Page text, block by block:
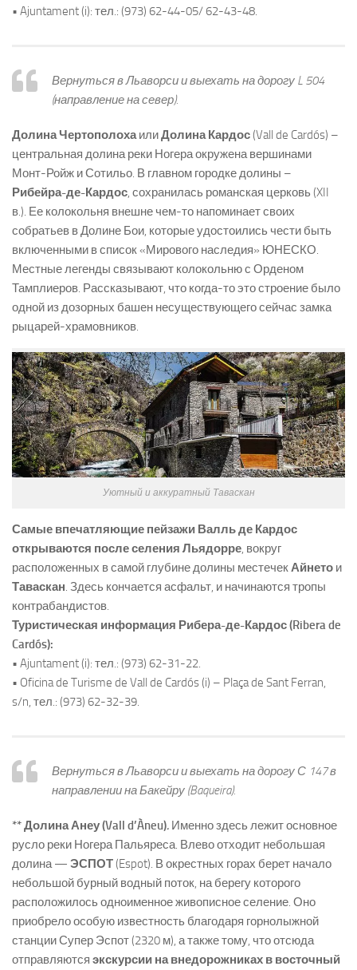
• Ajuntament (i): тел.: (973) 62-44-05/ 62-43-48.
Вернуться в Льаворси и выехать на дорогу L 504
(направление на север).
Долина ЧертополохаилиДолина Кардос(Vall de Cardós) –
центральная долина реки Ногера окружена вершинами
Монт-Ройж и Сотильо. В главном городке долины –
Рибейра-де-Кардос, сохранилась романская церковь (XII
в.). Ее колокольня внешне чем-то напоминает своих
собратьев в Долине Бои, которые удостоились чести быть
включенными в список «Мирового наследия» ЮНЕСКО.
Местные легенды связывают колокольню с Орденом
Тамплиеров. Рассказывают, что когда-то это строение было
одной из дозорных башен несуществующего сейчас замка
рыцарей-храмовников.
Уютный и аккуратный Таваскан
Самые впечатляющие пейзажи Валль де Кардос
открываются после селения Льядорре , вокруг
расположенных в самой глубине долины местечек Айнето и
Таваскан . Здесь кончается асфальт, и начинаются тропы
контрабандистов.
Туристическая информация Рибера-де-Кардос (Ribera de
Cardós):
• Ajuntament (i): тел.: (973) 62-31-22.
• Oficina de Turisme de Vall de Cardós (i) – Plaça de Sant Ferran,
s/n, тел.: (973) 62-32-39.
Вернуться в Льаворси и выехать на дорогу С 147 в
направлении на Бакейру (Baqueira).
**Долина Анеу (Vall d’Àneu). Именно здесь лежит основное
русло реки Ногера Пальяреса. Влево отходит небольшая
долина — ЭСПОТ(Espot). В окрестных горах берет начало
небольшой бурный водный поток, на берегу которого
расположилось одноименное живописное селение. Оно
приобрело особую известность благодаря горнолыжной
станции Супер Эспот (2320 м), а также тому, что отсюда
отправляются экскурсии на внедорожниках в восточный